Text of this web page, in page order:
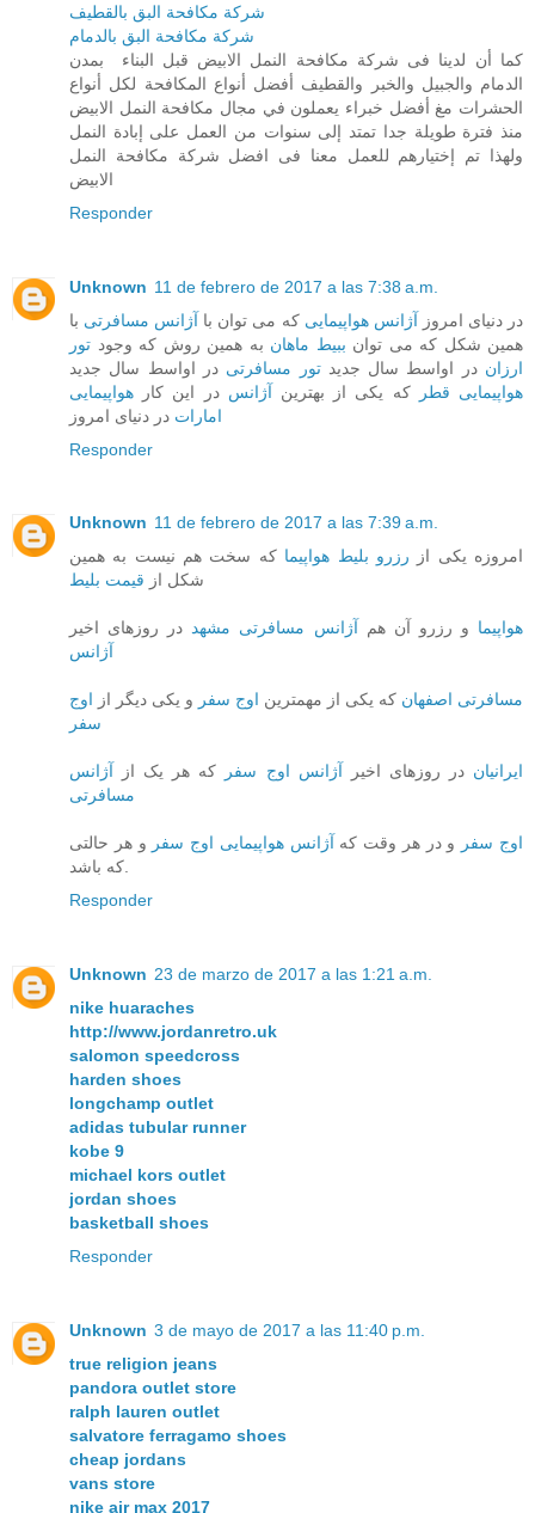
شركة مكافحة البق بالقطيف
شركة مكافحة البق بالدمام
كما أن لدينا فى شركة مكافحة النمل الابيض قبل البناء بمدن
الدمام والجبيل والخبر والقطيف أفضل أنواع المكافحة لكل أنواع
الحشرات مغ أفضل خبراء يعملون في مجال مكافحة النمل الابيض
منذ فترة طويلة جدا تمتد إلى سنوات من العمل على إبادة النمل
ولهذا تم إختيارهم للعمل معنا فى افضل شركة مكافحة النمل
الابيض
Responder
Unknown 11 de febrero de 2017 a las 7:38 a.m.
در دنیای امروزآژانس هواپیمایی که می توان با آژانس مسافرتی با
همین شکل که می توان ببیط ماهان به همین روش که وجود تور
ارزان در اواسط سال جدیدتور مسافرتی در اواسط سال جدید
هواپیمایی قطر
که یکی از بهترینآژانس در این کار هواپیمایی
امارات در دنیای امروز
Responder
Unknown 11 de febrero de 2017 a las 7:39 a.m.
امروزه یکی از رزرو بلیط هواپیما که سخت هم نیست به همین
شکل از قیمت بلیط
هواپیما و رزرو آن هم آژانس مسافرتی مشهددر روزهای اخیر
آژانس
مسافرتی اصفهان که یکی از مهمترین اوج سفر و یکی دیگر از اوج
سفر
ایرانیان در روزهای اخیر آژانس اوج سفر که هر یک از آژانس
مسافرتی
اوج سفر و در هر وقت که آژانس هواپیمایی اوج سفر و هر حالتی
که باشد.
Responder
Unknown 23 de marzo de 2017 a las 1:21 a.m.
nike huaraches
http://www.jordanretro.uk
salomon speedcross
harden shoes
longchamp outlet
adidas tubular runner
kobe 9
michael kors outlet
jordan shoes
basketball shoes
Responder
Unknown 3 de mayo de 2017 a las 11:40 p.m.
true religion jeans
pandora outlet store
ralph lauren outlet
salvatore ferragamo shoes
cheap jordans
vans store
nike air max 2017